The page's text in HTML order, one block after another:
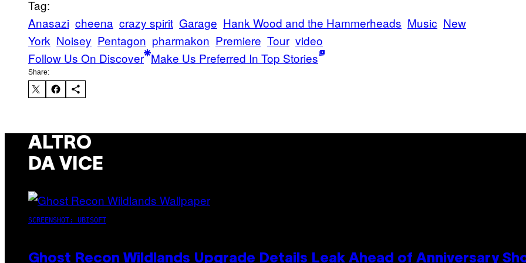
Tag:
Anasazi cheena crazy spirit Garage Hank Wood and the Hammerheads Music New
York Noisey Pentagon pharmakon Premiere Tour video
Follow Us On Discover Make Us Preferred In Top Stories
Share:
ALTRO
DA VICE
SCREENSHOT: UBISOFT
Ghost Recon Wildlands Upgrade Details Leak Ahead of Anniversary